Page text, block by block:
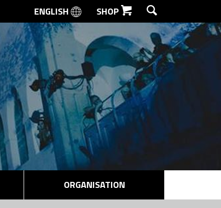
SØG
ENGLISH SHOP
ORGANISATION